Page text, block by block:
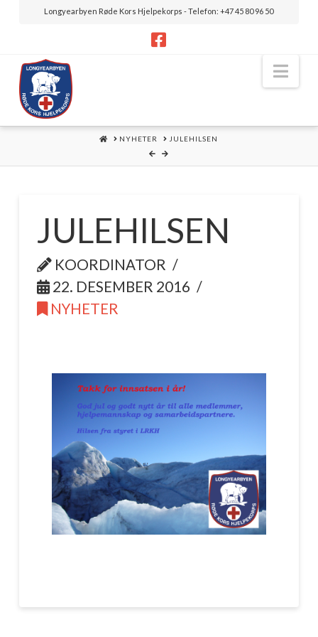
Longyearbyen Røde Kors Hjelpekorps - Telefon: +47 45 80 96 50
HOME
NYHETER JULEHILSEN
JULEHILSEN
KOORDINATOR
22. DESEMBER 2016
NYHETER